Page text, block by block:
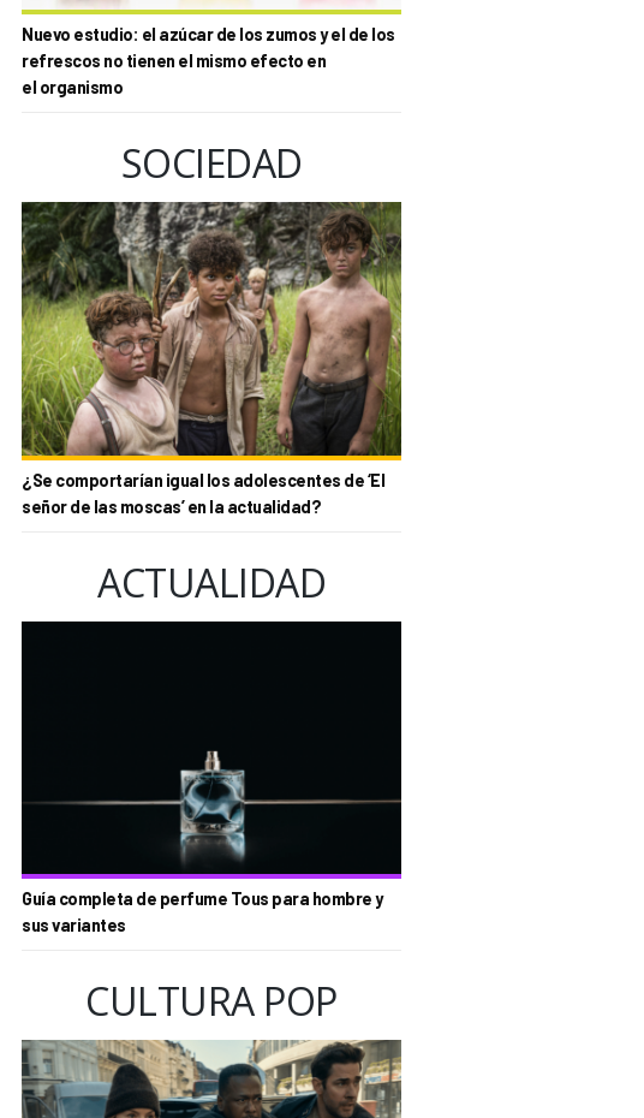
Nuevo estudio: el azúcar de los zumos y el de los
refrescos no tienen el mismo efecto en
el organismo
SOCIEDAD
¿Se comportarían igual los adolescentes de ‘El
señor de las moscas’ en la actualidad?
ACTUALIDAD
Guía completa de perfume Tous para hombre y
sus variantes
CULTURA POP